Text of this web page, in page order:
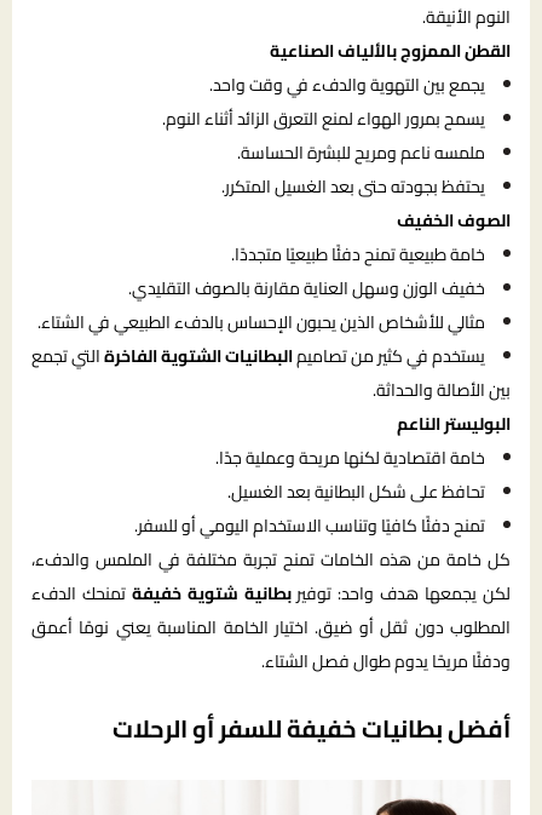
النوم الأنيقة.
القطن الممزوج بالألياف الصناعية
يجمع بين التهوية والدفء في وقت واحد.
يسمح بمرور الهواء لمنع التعرق الزائد أثناء النوم.
ملمسه ناعم ومريح للبشرة الحساسة.
يحتفظ بجودته حتى بعد الغسيل المتكرر.
الصوف الخفيف
خامة طبيعية تمنح دفئًا طبيعيًا متجددًا.
خفيف الوزن وسهل العناية مقارنة بالصوف التقليدي.
مثالي للأشخاص الذين يحبون الإحساس بالدفء الطبيعي في الشتاء.
يستخدم في كثير من تصاميمالبطانيات الشتوية الفاخرةالتي تجمع
بين الأصالة والحداثة.
البوليستر الناعم
خامة اقتصادية لكنها مريحة وعملية جدًا.
تحافظ على شكل البطانية بعد الغسيل.
تمنح دفئًا كافيًا وتناسب الاستخدام اليومي أو للسفر.
كل خامة من هذه الخامات تمنح تجربة مختلفة في الملمس والدفء،
لكن يجمعها هدف واحد: توفيربطانية شتوية خفيفةتمنحك الدفء
المطلوب دون ثقل أو ضيق. اختيار الخامة المناسبة يعني نومًا أعمق
ودفئًا مريحًا يدوم طوال فصل الشتاء.
أفضل بطانيات خفيفة للسفر أو الرحلات